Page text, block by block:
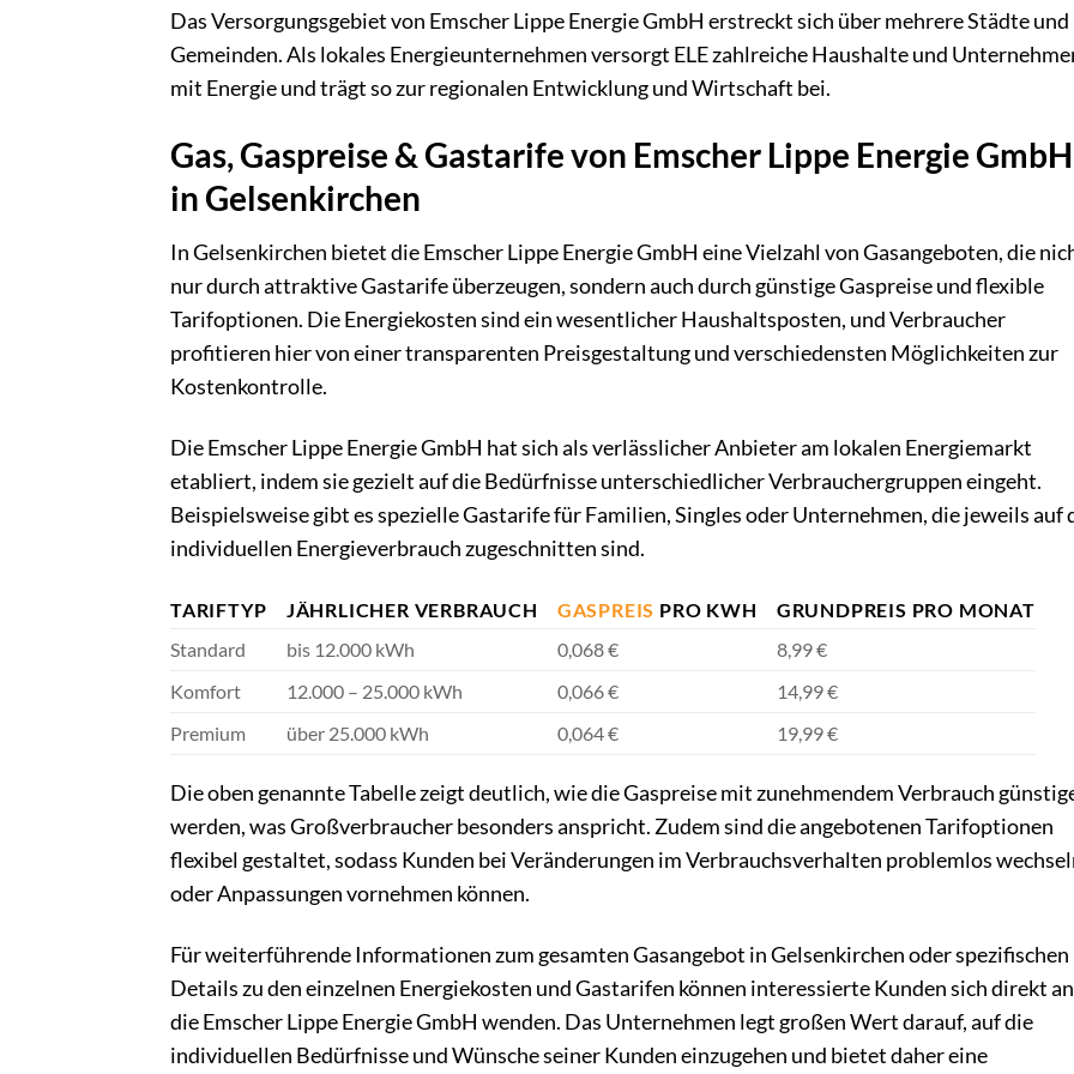
Das Versorgungsgebiet von Emscher Lippe Energie GmbH erstreckt sich über mehrere Städte und
Gemeinden. Als lokales Energieunternehmen versorgt ELE zahlreiche Haushalte und
mit Energie und trägt so zur regionalen Entwicklung und Wirtschaft bei.
Gas, Gaspreise & Gastarife von Emscher Lippe Energie GmbH
in Gelsenkirchen
In Gelsenkirchen bietet die Emscher Lippe Energie GmbH eine Vielzahl von Gasangeboten, die
nur durch attraktive Gastarife überzeugen, sondern auch durch günstige Gaspreise und flexible
Tarifoptionen. Die Energiekosten sind ein wesentlicher Haushaltsposten, und Verbraucher
profitieren hier von einer transparenten Preisgestaltung und verschiedensten Möglichkeiten zur
Kostenkontrolle.
Die Emscher Lippe Energie GmbH hat sich als verlässlicher Anbieter am lokalen Energiemarkt
etabliert, indem sie gezielt auf die Bedürfnisse unterschiedlicher Verbrauchergruppen eingeht.
Beispielsweise gibt es spezielle Gastarife für Familien, Singles oder Unternehmen, die jeweils auf
individuellen Energieverbrauch zugeschnitten sind.
TARIFTYP JÄHRLICHER VERBRAUCH GASPREIS PRO KWH
GRUNDPREIS PRO MONAT
Standard
bis 12.000 kWh 0,068 €
8,99 €
Komfort
12.000 – 25.000 kWh 0,066 €
14,99 €
Premium
über 25.000 kWh 0,064 € 19,99 €
Die oben genannte Tabelle zeigt deutlich, wie die Gaspreise mit zunehmendem Verbrauch
werden, was Großverbraucher besonders anspricht. Zudem sind die angebotenen Tarifoptionen
flexibel gestaltet, sodass Kunden bei Veränderungen im Verbrauchsverhalten problemlos
oder Anpassungen vornehmen können.
Für weiterführende Informationen zum gesamten Gasangebot in Gelsenkirchen oder spezifischen
Details zu den einzelnen Energiekosten und Gastarifen können interessierte Kunden sich direkt an
die Emscher Lippe Energie GmbH wenden. Das Unternehmen legt großen Wert darauf, auf die
individuellen Bedürfnisse und Wünsche seiner Kunden einzugehen und bietet daher eine